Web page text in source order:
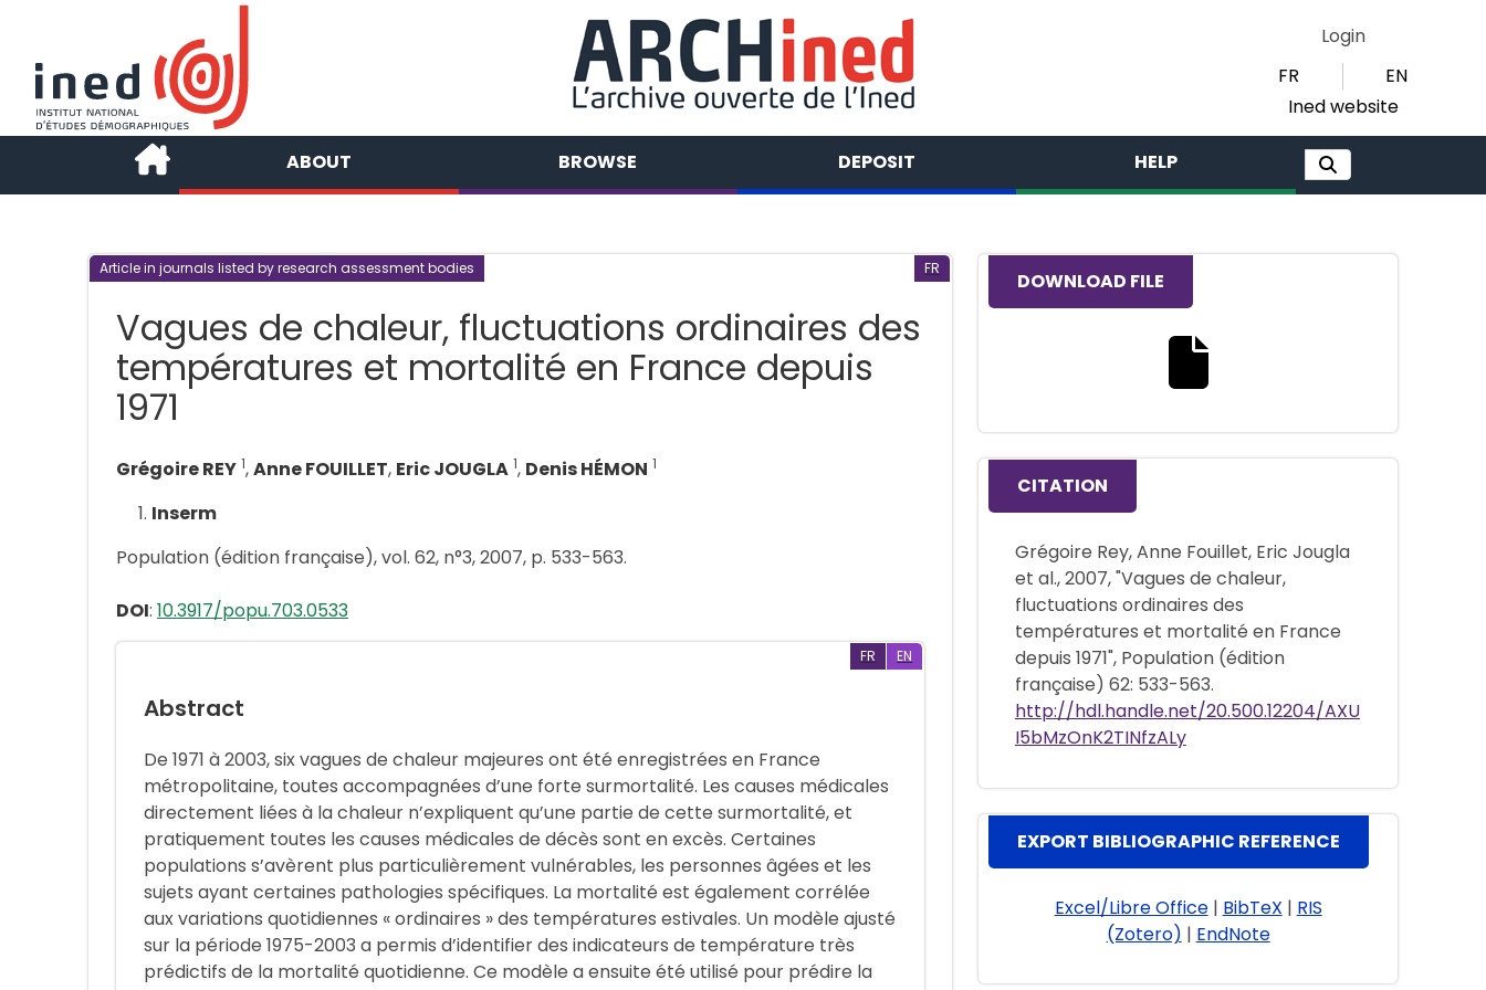
Login
FR
EN
Ined website
ABOUT BROWSE DEPOSIT HELP
Article in journals listed by research assessment bodies FR
Vagues de chaleur, fluctuations ordinaires des
températures et mortalité en France depuis
1971
Grégoire REY 1,Anne FOUILLET, Eric JOUGLA 1, Denis HÉMON 1
Inserm
Population (édition française), vol. 62, n°3, 2007, p. 533-563.
DOI: 10.3917/popu.703.0533
FR EN
Abstract
De 1971 à 2003, six vagues de chaleur majeures ont été enregistrées en France
métropolitaine, toutes accompagnées d’une forte surmortalité. Les causes médicales
directement liées à la chaleur n’expliquent qu’une partie de cette surmortalité, et
pratiquement toutes les causes médicales de décès sont en excès. Certaines
populations s’avèrent plus particulièrement vulnérables, les personnes âgées et les
sujets ayant certaines pathologies spécifiques. La mortalité est également corrélée
aux variations quotidiennes « ordinaires » des températures estivales. Un modèle ajusté
sur la période 1975-2003 a permis d’identifier des indicateurs de température très
prédictifs de la mortalité quotidienne. Ce modèle a ensuite été utilisé pour prédire la
DOWNLOAD FILE
CITATION
Grégoire Rey, Anne Fouillet, Eric Jougla
et al., 2007, "Vagues de chaleur,
fluctuations ordinaires des
températures et mortalité en France
depuis 1971", Population (édition
française) 62: 533-563.
http://hdl.handle.net/20.500.12204/AXU
I5bMzOnK2TINfzALy
EXPORT BIBLIOGRAPHIC REFERENCE
Excel/Libre Office| BibTeX | RIS
(Zotero) | EndNote